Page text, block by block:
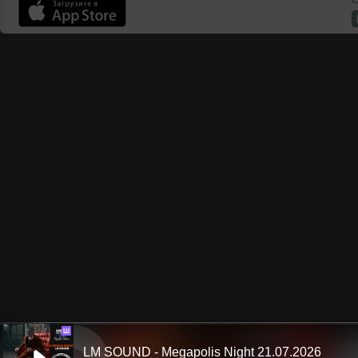
Ш
LM SOUND - Megapolis Night 21.07.2026